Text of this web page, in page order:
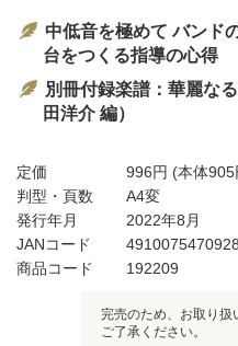
中低音を極めて バンド
台をつくる指導の心得
別冊付録楽譜：華麗な
田洋介 編）
定価 996円 (本体905
判型・頁数
A4変
発行年月
2022年8月
JANコード
4910075470928
商品コード
192209
完売のため、お取り扱
ご了承ください。